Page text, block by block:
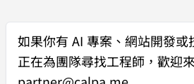
如果你有 AI 專案、網站開發或
正在為團隊尋找工程師，歡迎